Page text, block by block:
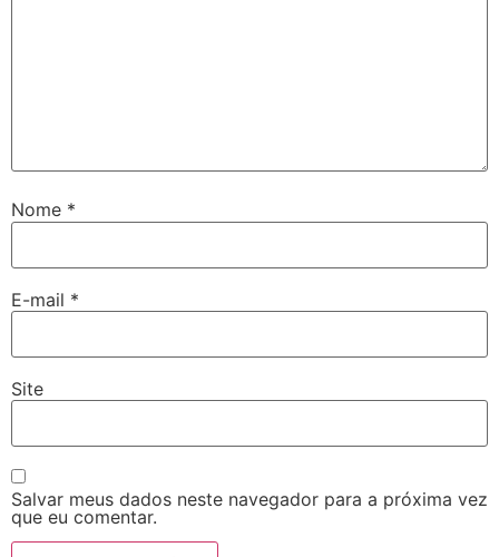
Nome *
E-mail *
Site
Salvar meus dados neste navegador para a próxima vez
que eu comentar.